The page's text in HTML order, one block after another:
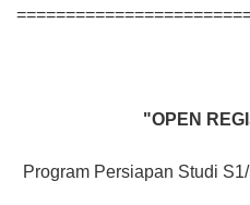
"OPEN
Program Persiapan Studi